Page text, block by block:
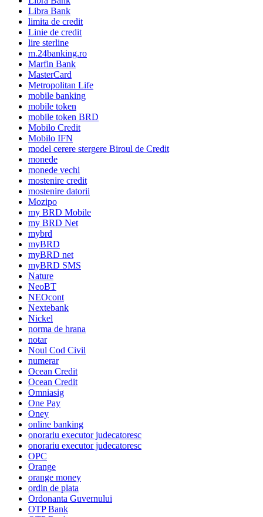
Libra Bank
limita de credit
Linie de credit
lire sterline
m.24banking.ro
Marfin Bank
MasterCard
Metropolitan Life
mobile banking
mobile token
mobile token BRD
Mobilo Credit
Mobilo IFN
model cerere stergere Biroul de Credit
monede
monede vechi
mostenire credit
mostenire datorii
Mozipo
my BRD Mobile
my BRD Net
mybrd
myBRD
myBRD net
myBRD SMS
Nature
NeoBT
NEOcont
Nextebank
Nickel
norma de hrana
notar
Noul Cod Civil
numerar
Ocean Credit
Ocean Credit
Omniasig
One Pay
Oney
online banking
onorariu executor judecatoresc
onorariu executor judecatoresc
OPC
Orange
orange money
ordin de plata
Ordonanta Guvernului
OTP Bank